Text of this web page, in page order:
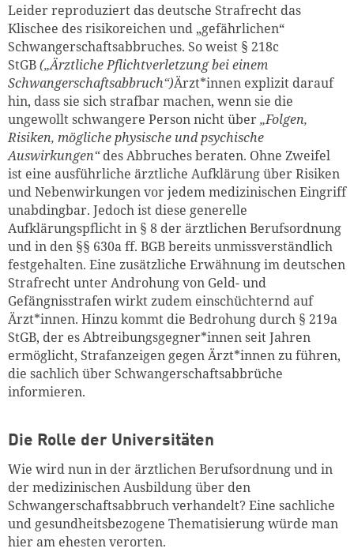
Leider reproduziert das deutsche Strafrecht das
Klischee des risikoreichen und „gefährlichen“
Schwangerschaftsabbruches. So weist § 218c
StGB(„Ärztliche Pflichtverletzung bei einem
Schwangerschaftsabbruch“)Ärzt*innen explizit darauf
hin, dass sie sich strafbar machen, wenn sie die
ungewollt schwangere Person nicht über„Folgen,
Risiken, mögliche physische und psychische
Auswirkungen“des Abbruches beraten. Ohne Zweifel
ist eine ausführliche ärztliche Aufklärung über Risiken
und Nebenwirkungen vor jedem medizinischen Eingriff
unabdingbar. Jedoch ist diese generelle
Aufklärungspflicht in § 8 der ärztlichen Berufsordnung
und in den §§ 630a ff. BGB bereits unmissverständlich
festgehalten. Eine zusätzliche Erwähnung im deutschen
Strafrecht unter Androhung von Geld- und
Gefängnisstrafen wirkt zudem einschüchternd auf
Ärzt*innen. Hinzu kommt die Bedrohung durch § 219a
StGB, der es Abtreibungsgegner*innen seit Jahren
ermöglicht, Strafanzeigen gegen Ärzt*innen zu führen,
die sachlich über Schwangerschaftsabbrüche
informieren.
Die Rolle der Universitäten
Wie wird nun in der ärztlichen Berufsordnung und in
der medizinischen Ausbildung über den
Schwangerschaftsabbruch verhandelt? Eine sachliche
und gesundheitsbezogene Thematisierung würde man
hier am ehesten verorten.